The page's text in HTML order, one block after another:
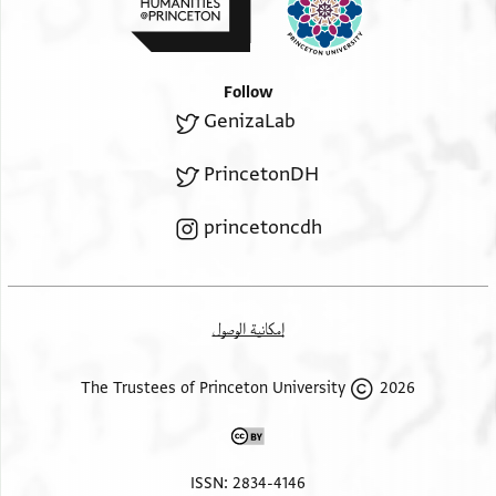
אכר / לר ברוך פתסלם /
/ שמשון ואוציה / עלי תסיר גואב / ומא אחתאג . . . / אליך
Follow
GenizaLab
PrincetonDH
princetoncdh
إمكانية الوصول
2026 The Trustees of Princeton University
ISSN: 2834-4146